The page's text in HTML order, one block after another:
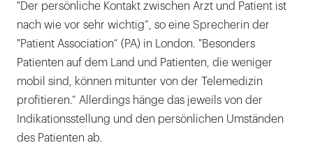
"Der persönliche Kontakt zwischen Arzt und Patient ist
nach wie vor sehr wichtig“, so eine Sprecherin der
"Patient Association“ (PA) in London. "Besonders
Patienten auf dem Land und Patienten, die weniger
mobil sind, können mitunter von der Telemedizin
profitieren.“ Allerdings hänge das jeweils von der
Indikationsstellung und den persönlichen Umständen
des Patienten ab.